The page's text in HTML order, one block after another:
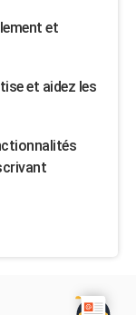
et
et aidez les